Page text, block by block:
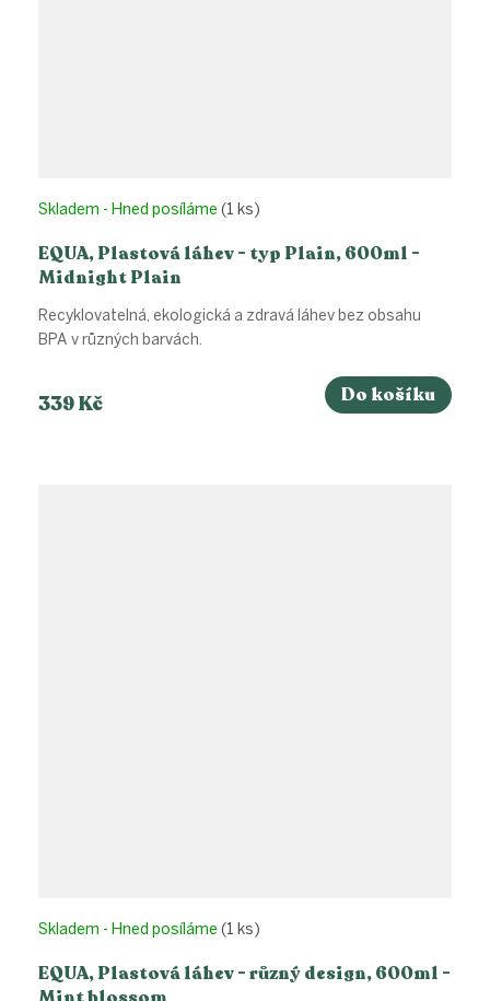
EQUA, Plastová láhev - typ Plain, 600ml -
Midnight Plain
Skladem - Hned posíláme (1 ks)
339 Kč Do košíku
Recyklovatelná, ekologická a zdravá láhev bez obsahu
BPA v různých barvách.
EQUA, Plastová láhev - různý design, 600ml -
Skladem - Hned posíláme (1 ks)